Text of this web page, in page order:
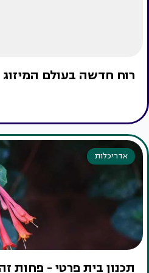
רוח חדשה בעולם המיזוג
אדריכלות
תכנון בית פרטי - פחות